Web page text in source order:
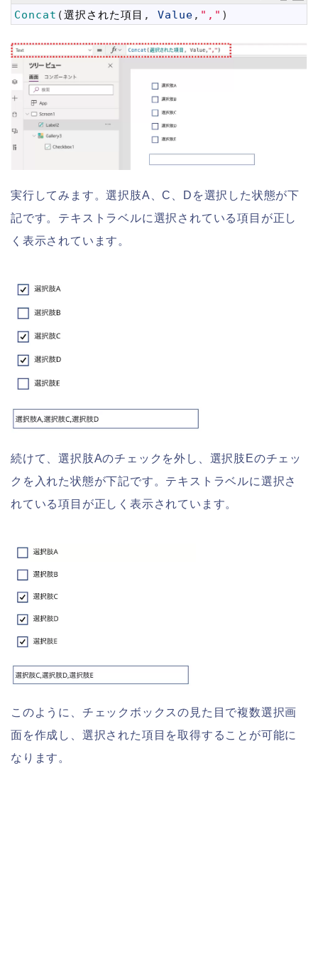
Concat (選択された項目 , Value , "," )
実行してみます。選択肢A、C、Dを選択した状態が下
記です。テキストラベルに選択されている項目が正し
く表示されています。
続けて、選択肢Aのチェックを外し、選択肢Eのチェッ
クを入れた状態が下記です。テキストラベルに選択さ
れている項目が正しく表示されています。
このように、チェックボックスの見た目で複数選択画
面を作成し、選択された項目を取得することが可能に
なります。